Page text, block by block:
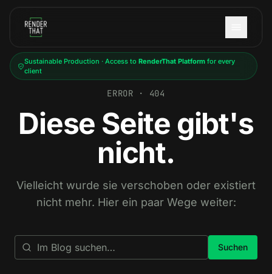
Sustainable Production · Access to RenderThat Platformfor every
client
ERROR · 404
Diese Seite gibt's
nicht.
Vielleicht wurde sie verschoben oder existiert
nicht mehr. Hier ein paar Wege weiter:
Suchen